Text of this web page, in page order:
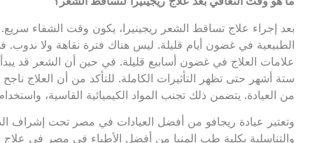
بعد إجراء علاج تساقط الشعر ريجينيرا، يكون وقت الشفاء
الطبيعية في غضون أيام قليلة. ليس هناك فترة نقاهة ولا
علامات العلاج في غضون أسابيع قليلة. في حين أن الشعر قد
ستة أشهر حتى تظهر التأثيرات الكاملة. للتأكد من أن العلاج ناجح
من العيادة. يتضمن ذلك تجنب المواد الكيميائية القاسية،
وتعتبر عيادة ريجافو من أفضل العيادات في مصر تحت إشراف
والتناسلية بكلية طب المنيا من أفضل الأطباء في مصر في